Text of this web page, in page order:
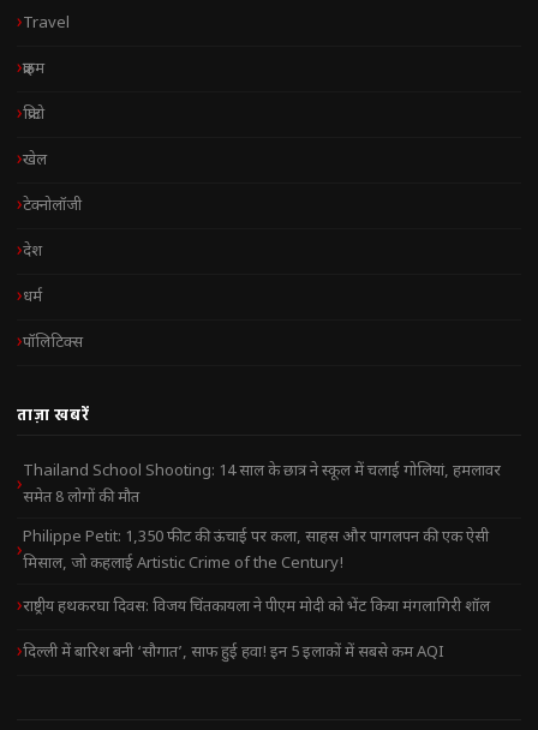
Travel
क्राइम
क्रिप्टो
खेल
टेक्नोलॉजी
देश
धर्म
पॉलिटिक्स
ताज़ा खबरें
Thailand School Shooting: 14 साल के छात्र ने स्कूल में चलाई गोलियां, हमलावर
समेत 8 लोगों की मौत
Philippe Petit: 1,350 फीट की ऊंचाई पर कला, साहस और पागलपन की एक ऐसी
मिसाल, जो कहलाई Artistic Crime of the Century!
राष्ट्रीय हथकरघा दिवस: विजय चिंतकायला ने पीएम मोदी को भेंट किया मंगलागिरी शॉल
दिल्ली में बारिश बनी ‘सौगात’, साफ हुई हवा! इन 5 इलाकों में सबसे कम AQI